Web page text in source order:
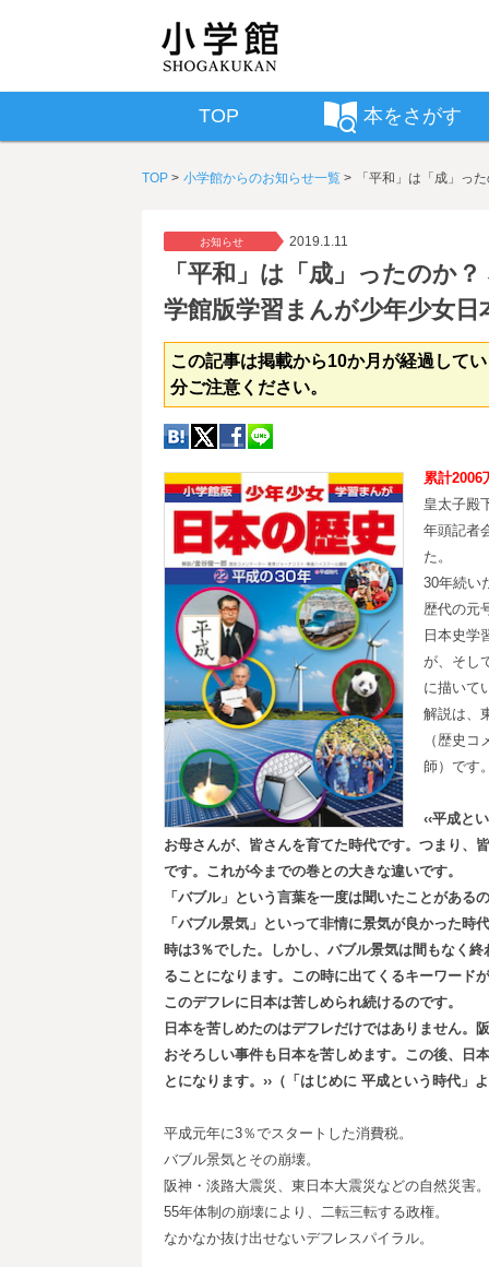
TOP 本をさがす
TOP 小学館からのお知らせ一覧 「平和」は「成」っ
お知らせ 2019.1.11
「平和」は「成」ったのか
学館版学習まんが少年少女
この記事は掲載から10か月が経過して
分ご注意ください。
累計2006
皇太子殿
年頭記者
た。
30年続い
歴代の元
日本史学
が、そし
に描いて
解説は、
（歴史
師）です
‹‹平成と
お母さんが、皆さんを育てた時代です。つまり、
です。これが今までの巻との大きな違いです。
「バブル」という言葉を一度は聞いたことがあ
「バブル景気」といって非情に景気が良かった
時は3％でした。しかし、バブル景気は間もなく
ることになります。この時に出てくるキーワード
このデフレに日本は苦しめられ続けるのです。
日本を苦しめたのはデフレだけではありません。
おそろしい事件も日本を苦しめます。この後、日
とになります。››（「はじめに 平成という時代」
平成元年に3％でスタートした消費税。
バブル景気とその崩壊。
阪神・淡路大震災、東日本大震災などの自然災害。
55年体制の崩壊により、二転三転する政権。
なかなか抜け出せないデフレスパイラル。